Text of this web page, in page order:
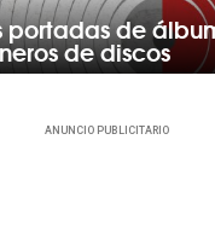
portadas de
de discos
ANUNCIO PUBLICITARIO